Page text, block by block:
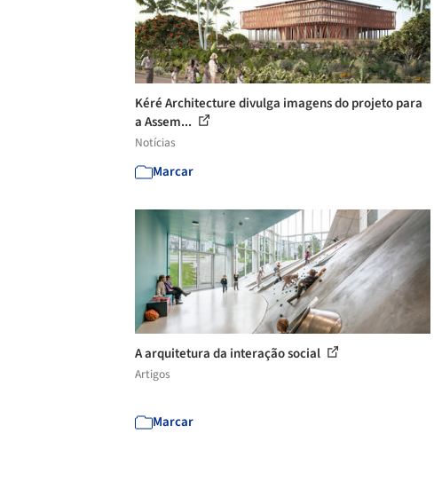
Kéré Architecture divulga imagens do projeto para
a Assem...
Notícias
Marcar
A arquitetura da interação social
Artigos
Marcar